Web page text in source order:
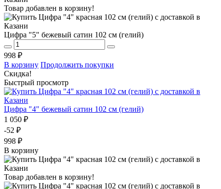
Товар добавлен в корзину!
Цифра "5" бежевый сатин 102 см (гелий)
998 ₽
В корзину Продолжить покупки
Скидка!
Быстрый просмотр
Цифра "4" бежевый сатин 102 см (гелий)
1 050 ₽
-52 ₽
998 ₽
В корзину
Товар добавлен в корзину!